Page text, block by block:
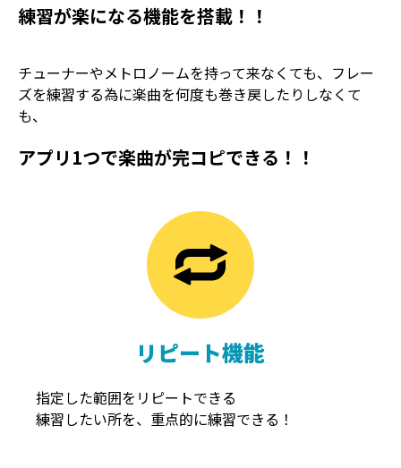
練習が楽になる機能を搭載！！
チューナーやメトロノームを持って来なくても、フレー
ズを練習する為に楽曲を何度も巻き戻したりしなくて
も、
アプリ1つで楽曲が完コピできる！！
リピート機能
指定した範囲をリピートできる
練習したい所を、重点的に練習できる！